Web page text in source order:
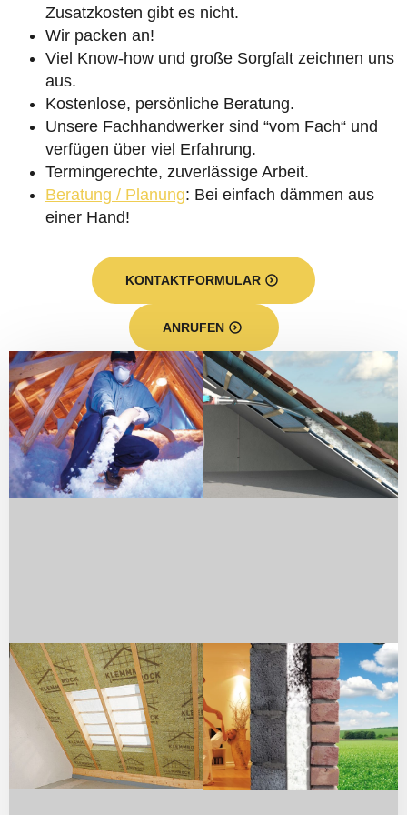
Zusatzkosten gibt es nicht.
Wir packen an!
Viel Know-how und große Sorgfalt zeichnen uns
aus.
Kostenlose, persönliche Beratung.
Unsere Fachhandwerker sind “vom Fach“ und
verfügen über viel Erfahrung.
Termingerechte, zuverlässige Arbeit.
Beratung / Planung: Bei einfach dämmen aus
einer Hand!
KONTAKTFORMULAR
ANRUFEN